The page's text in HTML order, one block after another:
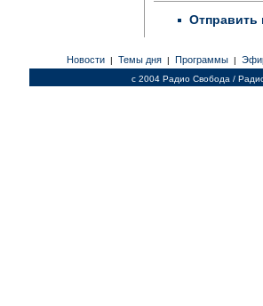
Отправить
Новости | Темы дня | Программы |
c 2004 Радио Свобода /